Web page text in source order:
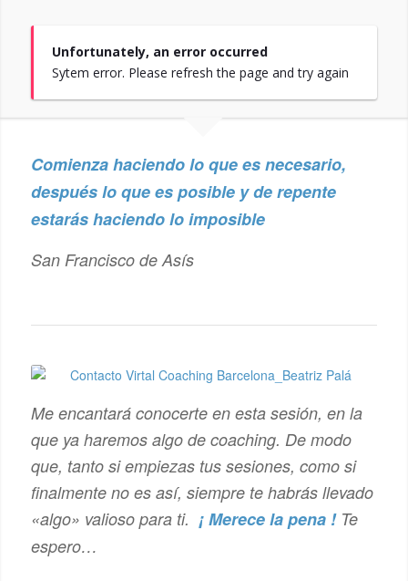
Unfortunately, an error occurred
Sytem error. Please refresh the page and try again
Comienza haciendo lo que es necesario,
después lo que es posible y de repente
estarás haciendo lo imposible
San Francisco de Asís
Me encantará conocerte en esta sesión, en la
que ya haremos algo de coaching. De modo
que, tanto si empiezas tus sesiones, como si
finalmente no es así, siempre te habrás llevado
«algo» valioso para ti. ¡ Merece la pena ! Te
espero…